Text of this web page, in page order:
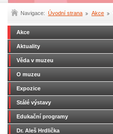
Navigace: Úvodní strana Akce
Akce
Aktuality
Věda v muzeu
O muzeu
Expozice
Stálé výstavy
Edukační programy
Dr. Aleš Hrdlička